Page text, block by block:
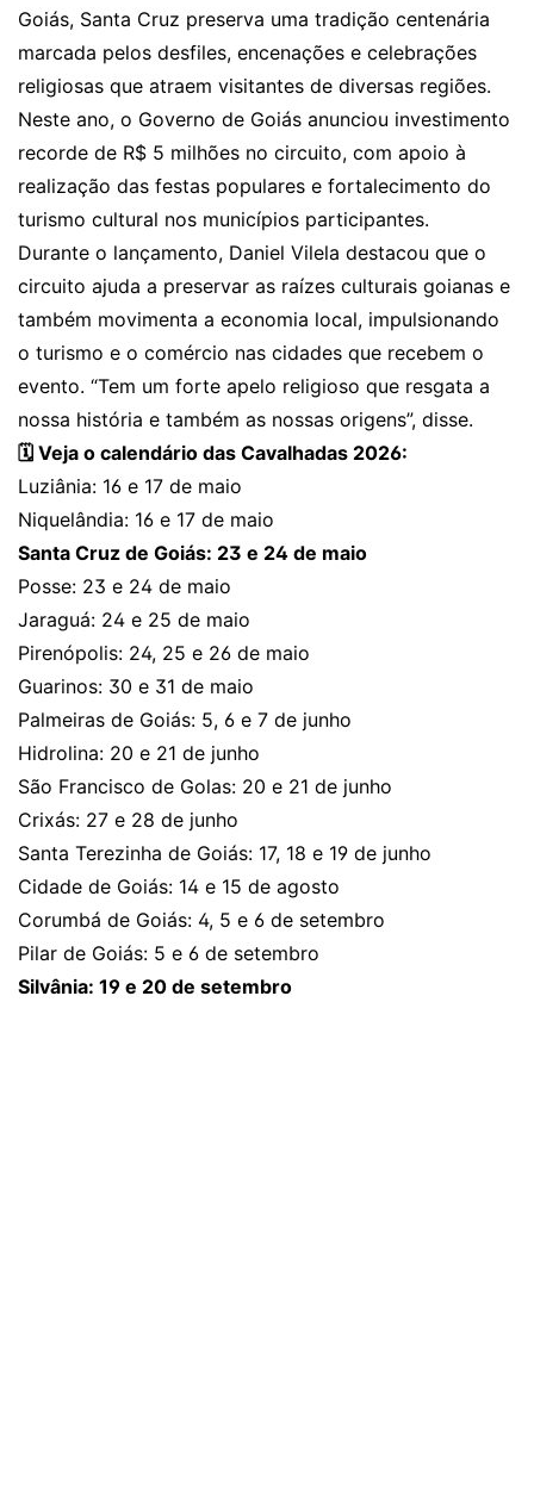
Goiás, Santa Cruz preserva uma tradição centenária
marcada pelos desfiles, encenações e celebrações
religiosas que atraem visitantes de diversas regiões.
Neste ano, o Governo de Goiás anunciou investimento
recorde de R$ 5 milhões no circuito, com apoio à
realização das festas populares e fortalecimento do
turismo cultural nos municípios participantes.
Durante o lançamento, Daniel Vilela destacou que o
circuito ajuda a preservar as raízes culturais goianas e
também movimenta a economia local, impulsionando
o turismo e o comércio nas cidades que recebem o
evento. “Tem um forte apelo religioso que resgata a
nossa história e também as nossas origens”, disse.
🗓️ Veja o calendário das Cavalhadas 2026:
Luziânia: 16 e 17 de maio
Niquelândia: 16 e 17 de maio
Santa Cruz de Goiás: 23 e 24 de maio
Posse: 23 e 24 de maio
Jaraguá: 24 e 25 de maio
Pirenópolis: 24, 25 e 26 de maio
Guarinos: 30 e 31 de maio
Palmeiras de Goiás: 5, 6 e 7 de junho
Hidrolina: 20 e 21 de junho
São Francisco de Golas: 20 e 21 de junho
Crixás: 27 e 28 de junho
Santa Terezinha de Goiás: 17, 18 e 19 de junho
Cidade de Goiás: 14 e 15 de agosto
Corumbá de Goiás: 4, 5 e 6 de setembro
Pilar de Goiás: 5 e 6 de setembro
Silvânia: 19 e 20 de setembro